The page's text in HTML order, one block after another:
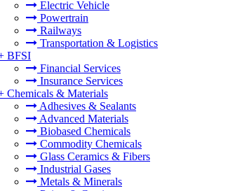
Electric Vehicle
Powertrain
Railways
Transportation & Logistics
BFSI
Financial Services
Insurance Services
Chemicals & Materials
Adhesives & Sealants
Advanced Materials
Biobased Chemicals
Commodity Chemicals
Glass Ceramics & Fibers
Industrial Gases
Metals & Minerals